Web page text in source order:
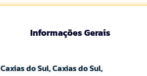
Informações Gerais
Caxias do Sul, Caxias do Sul,